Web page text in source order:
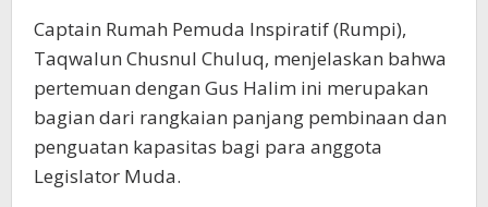
Captain Rumah Pemuda Inspiratif (Rumpi),
Taqwalun Chusnul Chuluq, menjelaskan bahwa
pertemuan dengan Gus Halim ini merupakan
bagian dari rangkaian panjang pembinaan dan
penguatan kapasitas bagi para anggota
Legislator Muda.